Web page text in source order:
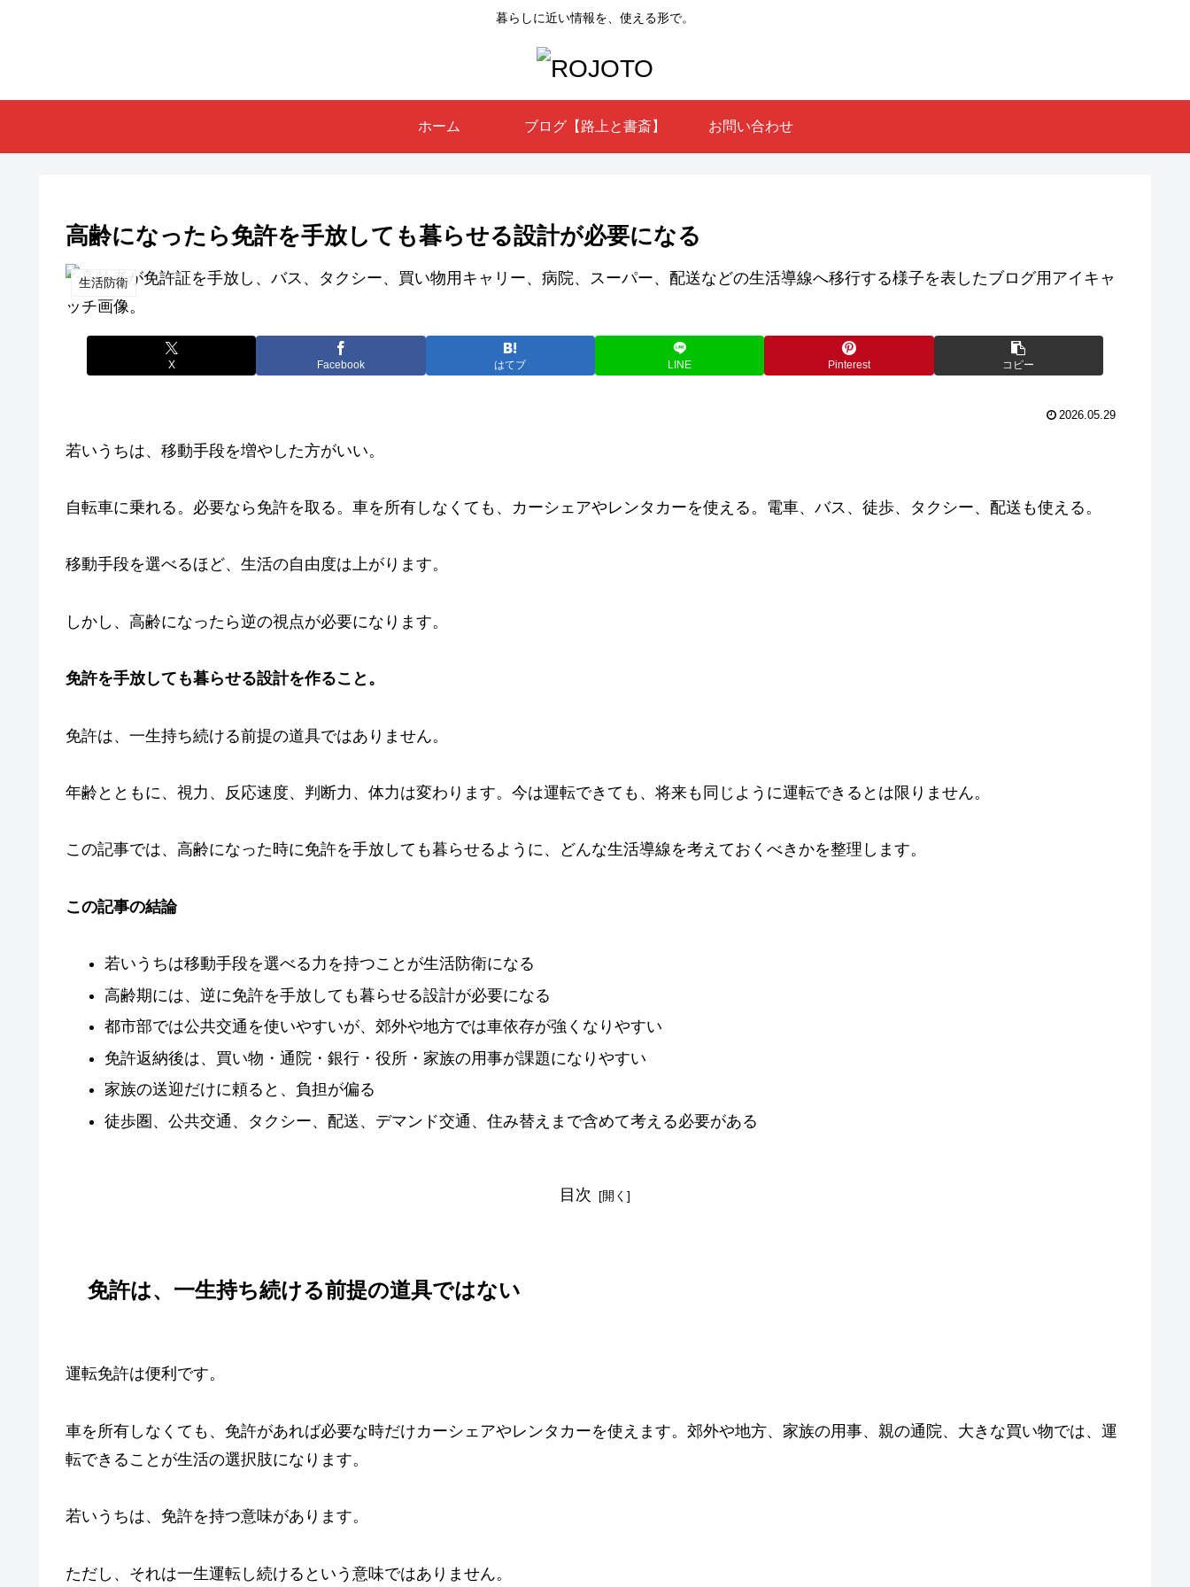
暮らしに近い情報を、使える形で。
ホーム ブログ【路上と書斎】 お問い合わせ
高齢になったら免許を手放しても暮らせる設計が必要になる
生活防衛
X Facebook はてブ LINE Pinterest コピー
2026.05.29
若いうちは、移動手段を増やした方がいい。
自転車に乗れる。必要なら免許を取る。車を所有しなくても、カーシェアやレンタカーを使える。電車、バス、徒歩、タクシー、配送も使える。
移動手段を選べるほど、生活の自由度は上がります。
しかし、高齢になったら逆の視点が必要になります。
免許を手放しても暮らせる設計を作ること。
免許は、一生持ち続ける前提の道具ではありません。
年齢とともに、視力、反応速度、判断力、体力は変わります。今は運転できても、将来も同じように運転できるとは限りません。
この記事では、高齢になった時に免許を手放しても暮らせるように、どんな生活導線を考えておくべきかを整理します。
この記事の結論
若いうちは移動手段を選べる力を持つことが生活防衛になる
高齢期には、逆に免許を手放しても暮らせる設計が必要になる
都市部では公共交通を使いやすいが、郊外や地方では車依存が強くなりやすい
免許返納後は、買い物・通院・銀行・役所・家族の用事が課題になりやすい
家族の送迎だけに頼ると、負担が偏る
徒歩圏、公共交通、タクシー、配送、デマンド交通、住み替えまで含めて考える必要がある
目次
免許は、一生持ち続ける前提の道具ではない
運転免許は便利です。
車を所有しなくても、免許があれば必要な時だけカーシェアやレンタカーを使えます。郊外や地方、家族の用事、親の通院、大きな買い物では、運
転できることが生活の選択肢になります。
若いうちは、免許を持つ意味があります。
ただし、それは一生運転し続けるという意味ではありません。